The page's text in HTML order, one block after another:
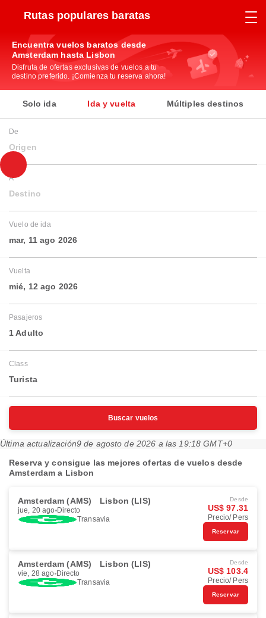
Rutas populares baratas
Encuentra vuelos baratos desde
Amsterdam hasta Lisbon
Disfruta de ofertas exclusivas de vuelos a tu
destino preferido. ¡Comienza tu reserva ahora!
Solo ida Ida y vuelta Múltiples destinos
De
Origen
A
Destino
Vuelo de ida
mar, 11 ago 2026
Vuelta
mié, 12 ago 2026
Pasajeros
1 Adulto
Class
Turista
Buscar vuelos
Última actualización9 de agosto de 2026 a las 19:18 GMT+0
Reserva y consigue las mejores ofertas de vuelos desde
Amsterdam a Lisbon
Amsterdam (AMS) Lisbon (LIS)
jue, 20 ago Directo
Transavia
Desde
US$ 97.31
Precio/ Pers
Reservar
Amsterdam (AMS) Lisbon (LIS)
vie, 28 ago Directo
Transavia
Desde
US$ 103.4
Precio/ Pers
Reservar